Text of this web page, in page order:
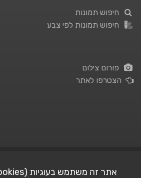
חיפוש תמונות
חיפוש תמונות לפי צבע
פורום צילום
הצטרפו לאתר